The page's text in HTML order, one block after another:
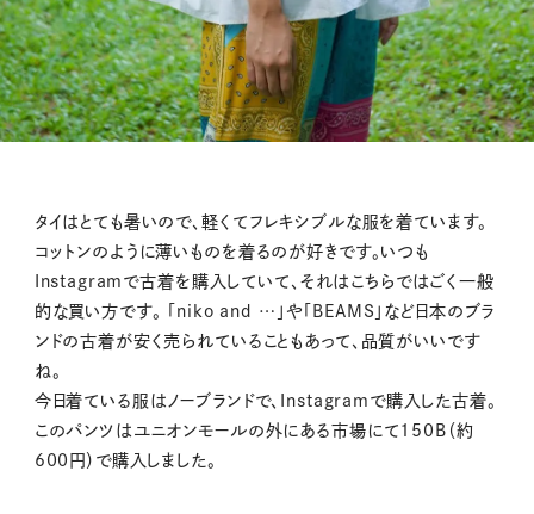
タイはとても暑いので、軽くてフレキシブルな服を着ています。
コットンのように薄いものを着るのが好きです。いつも
Instagramで古着を購入していて、それはこちらではごく一般
的な買い方です。 「niko and …」や「BEAMS」など日本のブラ
ンドの古着が安く売られていることもあって、品質がいいです
ね。
今日着ている服はノーブランドで、Instagramで購入した古着。
このパンツはユニオンモールの外にある市場にて150B（約
600円）で購入しました。